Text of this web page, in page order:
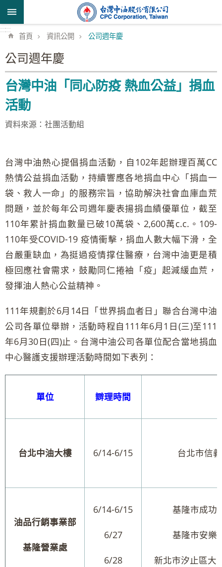
跳到主要內容區塊
::::::
首頁 資訊公開 公司週年慶
公司週年慶
台灣中油「同心防疫 熱血公益」捐血
活動
資料來源：社團活動組
台灣中油熱心提倡捐血活動，自102年起辦理百萬CC
熱情公益捐血活動，持續響應各地捐血中心「捐血一
袋、救人一命」的服務宗旨，協助解決社會血庫血荒
問題，並於每年公司週年慶表揚捐血績優單位，截至
110年累計捐血數量已破10萬袋、2,600萬c.c.。109-
110年受COVID-19 疫情衝擊，捐血人數大幅下滑，全
台嚴重缺血，為挺過疫情撑住醫療，台灣中油更是積
極回應社會需求，鼓勵同仁捲袖「疫」起減緩血荒，
發揮油人熱心公益精神。
111年規劃於6月14日「世界捐血者日」聯合台灣中油
公司各單位舉辦，活動時程自111年6月1日(三)至111
年6月30日(四)止。台灣中油公司各單位配合當地捐血
中心醫護支援辦理活動時間如下表列：
單位 辧理時間
台北中油大樓 6/14-6/15 台北市信
油品行銷事業部
基隆營業處
6/14-6/15
6/27
6/28
基隆市成功
基隆市安樂
新北市汐止區大